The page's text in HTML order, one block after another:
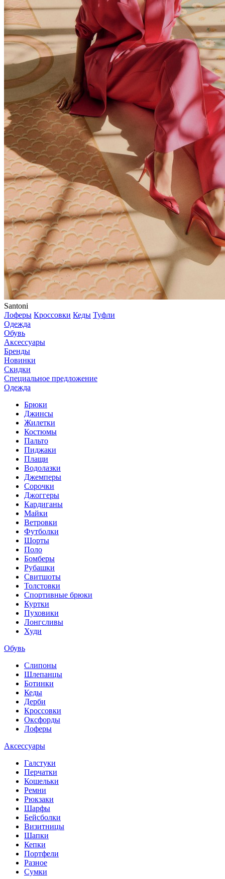
Santoni
Лоферы Кроссовки Кеды Туфли
Одежда
Обувь
Аксессуары
Бренды
Новинки
Скидки
Специальное предложение
Одежда
Брюки
Джинсы
Жилетки
Костюмы
Пальто
Пиджаки
Плащи
Водолазки
Джемперы
Сорочки
Джоггеры
Кардиганы
Майки
Ветровки
Футболки
Шорты
Поло
Бомберы
Рубашки
Свитшоты
Толстовки
Спортивные брюки
Куртки
Пуховики
Лонгсливы
Худи
Обувь
Слипоны
Шлепанцы
Ботинки
Кеды
Дерби
Кроссовки
Оксфорды
Лоферы
Аксессуары
Галстуки
Перчатки
Кошельки
Ремни
Рюкзаки
Шарфы
Бейсболки
Визитницы
Шапки
Кепки
Портфели
Разное
Сумки